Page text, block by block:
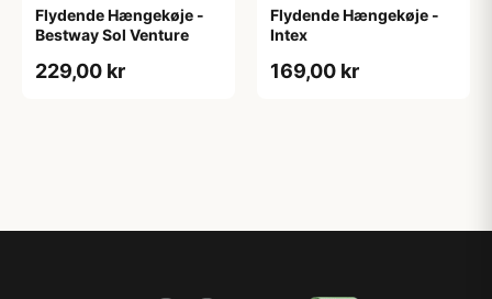
Flydende Hængekøje -
Bestway Sol Venture
229,00 kr
Flydende Hængekøje -
Intex
169,00 kr